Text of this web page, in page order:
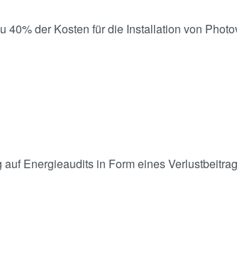
der Kosten für die Installation von
Energieaudits in Form eines